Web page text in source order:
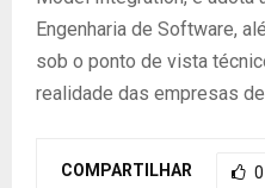
Engenharia de Software,
sob o ponto de vista
realidade das empresas
COMPARTILHAR 0